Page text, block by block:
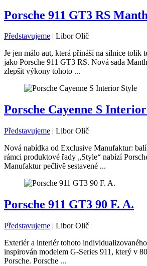
Porsche 911 GT3 RS
Představujeme
Libor Olič
Je jen málo aut, která přináší na silnice tolik
jako Porsche 911 GT3 RS. Nová sada
zlepšit výkony tohoto ...
Porsche Cayenne S
Představujeme | Libor Olič
Nová nabídka od Exclusive Manufaktur:
rámci produktové řady „Style“ nabízí
Manufaktur pečlivě sestavené ...
Porsche 911 GT3 90 F. A.
Představujeme | Libor Olič
Exteriér a interiér tohoto
inspirován modelem G-Series 911, který v
Porsche. Porsche ...